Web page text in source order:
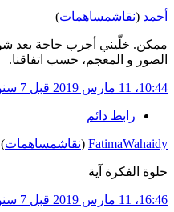
أحمد (نقاشمساهمات)
ممكن. خلّيني أجرب حاجة بعد
الصور و المعجم، حسب اتفاقنا.
10:44، 11 مارس 2019 قبل 7 سنوات
رابط دائم
FatimaWahaidy
(نقاشمساهمات)
حلوة الفكرة آية
16:46، 11 مارس 2019 قبل 7 سنوات